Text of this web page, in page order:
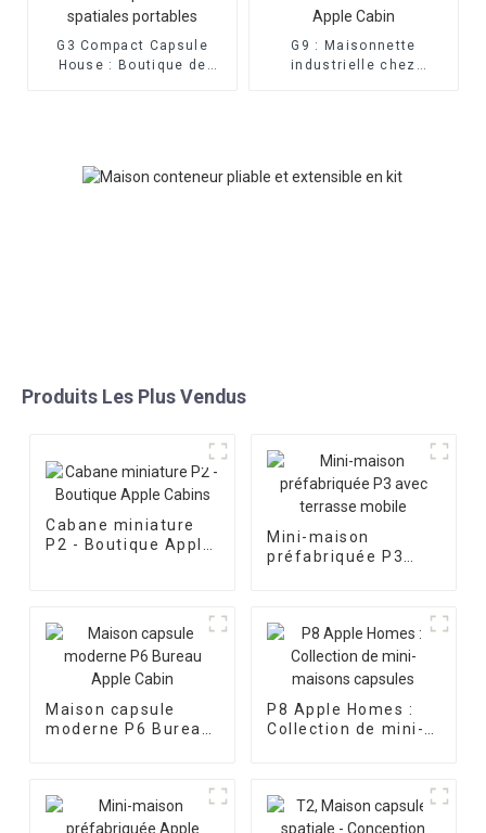
G3 Compact Capsule
House : Boutique de
G9 : Maisonnette
industrielle chez
Produits Les Plus Vendus
Cabane miniature
P2 - Boutique Apple
Mini-maison
préfabriquée P3
Maison capsule
moderne P6 Bureau
P8 Apple Homes :
Collection de mini-